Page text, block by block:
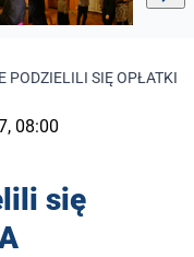
PODZIELILI SIĘ
08:00
się